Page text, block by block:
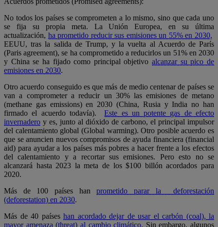
No todos los países se comprometen a lo mismo, sino que cada uno
se fija su propia meta. La Unión Europea, en su última
actualización, ha prometido reducir sus emisiones un 55% en 2030,
EEUU, tras la salida de Trump, y la vuelta al Acuerdo de París
(Paris agreement), se ha comprometido a reducirlos un 51% en 2030
y China se ha fijado como principal objetivoalcanzar su pico de
emisiones en 2030.
Otro acuerdo conseguido es que más de medio centenar de países se
van a comprometer a reducir un 30% las emisiones de metano
(methane gas emissions) en 2030 (China, Rusia y India no han
firmado el acuerdo todavía).Este es un potente gas de efecto
invernadero y es, junto al dióxido de carbono, el principal impulsor
del calentamiento global (Global warming). Otro posible acuerdo es
que se anuncien nuevos compromisos de ayuda financiera (financial
aid) para ayudar a los países más pobres a hacer frente a los efectos
del calentamiento y a recortar sus emisiones. Pero esto no se
alcanzará hasta 2023 la meta de los $100 billón acordados para
2020.
Más de 100 países hanprometido parar la deforestación
(deforestation) en 2030.
Más de 40 países han acordado dejar de usar el carbón (coal), la
mayor amenaza (threat) al cambio climático. Sin embargo, algunos